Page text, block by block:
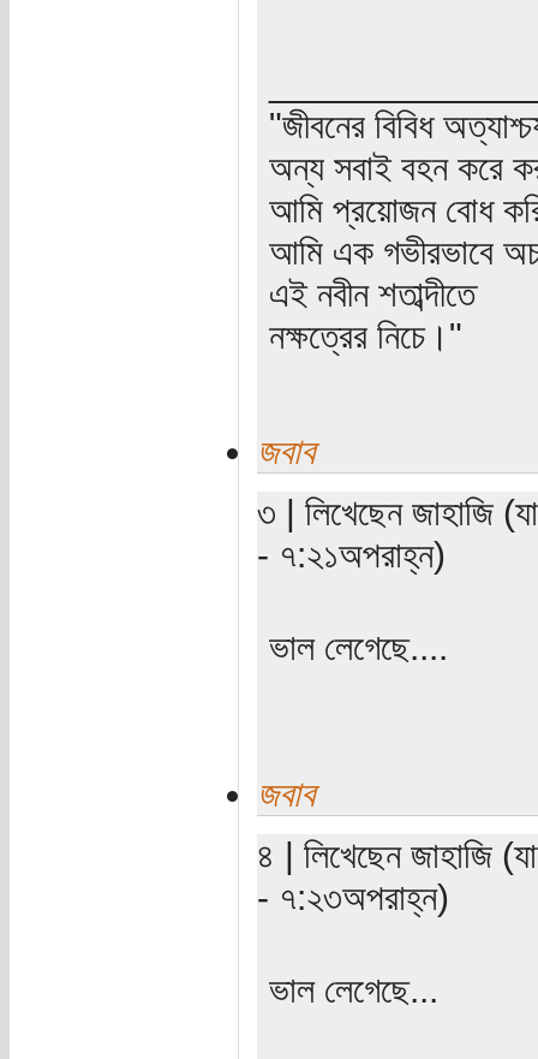
"জীবনের বিবিধ
অন্য সবাই বহন করে
আমি প্রয়োজন বোধ
আমি এক গভীরভাবে
এই নবীন শতাব্দীতে
নক্ষত্রের নিচে।"
জবাব
৩ | লিখেছেন জাহাজি
- ৭:২১অপরাহ্ন)
ভাল লেগেছে....
জবাব
৪ | লিখেছেন জাহাজি
- ৭:২৩অপরাহ্ন)
ভাল লেগেছে...